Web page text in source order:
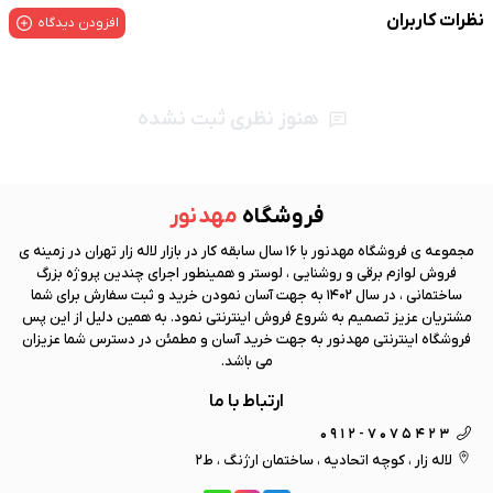
نظرات کاربران افزودن دیدگاه
هنوز نظری ثبت نشده
فروشگاه مهد نور
مجموعه ی فروشگاه مهد نور
با 16 سال سابقه کار در بازار لاله زار تهران در زمینه ی
فروش لوازم برقی و روشنایی ، لوستر و همینطور اجرای چندین پروژه بزرگ
ساختمانی ، در سال 1402 به جهت آسان نمودن خرید و ثبت سفارش برای شما
مشتریان عزیز تصمیم به شروع فروش اینترنتی نمود. به همین دلیل از این پس
فروشگاه اینترنتی مهد نور به جهت خرید آسان و مطمئن در دسترس شما عزیزان
می باشد.
ارتباط با ما
0912-7075423
لاله زار ، کوچه اتحادیه ، ساختمان ارژنگ ، ط2